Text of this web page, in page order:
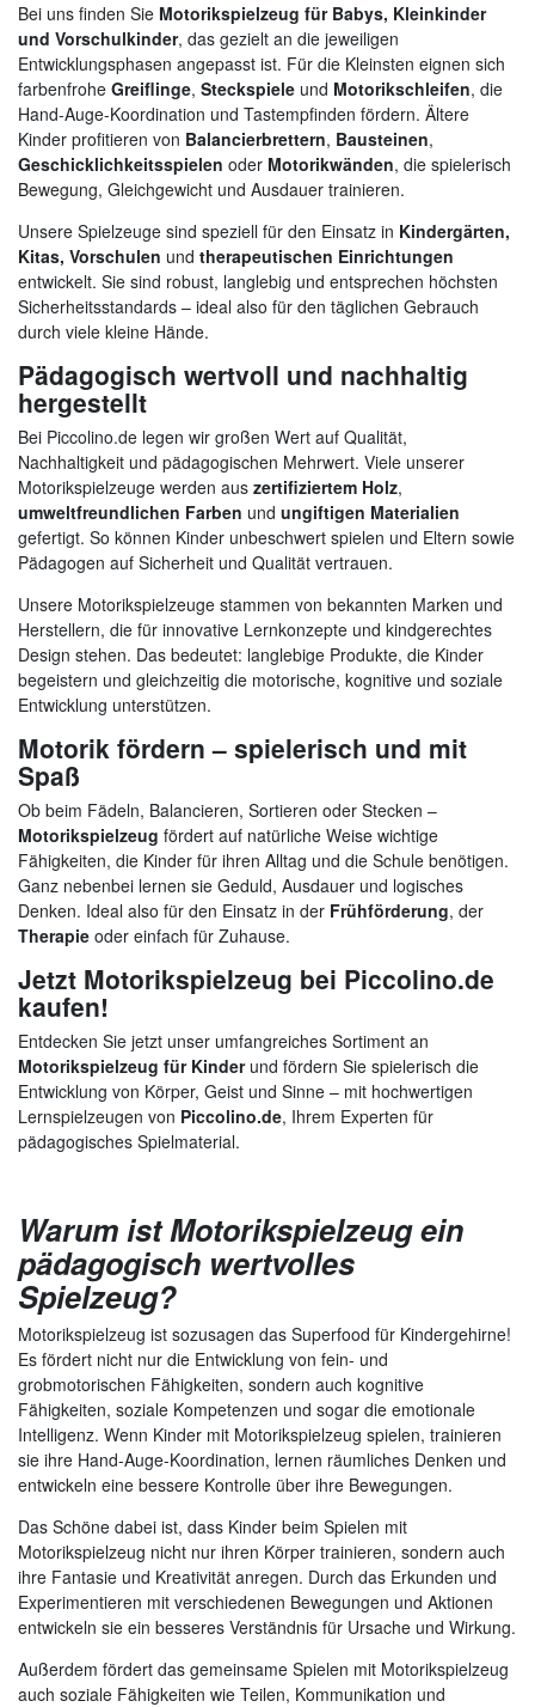
Bei uns finden Sie Motorikspielzeug für Babys, Kleinkinder
und Vorschulkinder, das gezielt an die jeweiligen
Entwicklungsphasen angepasst ist. Für die Kleinsten eignen sich
farbenfrohe Greiflinge, Steckspiele und Motorikschleifen, die
Hand-Auge-Koordination und Tastempfinden fördern. Ältere
Kinder profitieren von Balancierbrettern, Bausteinen,
Geschicklichkeitsspielen oder Motorikwänden, die spielerisch
Bewegung, Gleichgewicht und Ausdauer trainieren.
Unsere Spielzeuge sind speziell für den Einsatz in Kindergärten,
Kitas, Vorschulen und therapeutischen Einrichtungen
entwickelt. Sie sind robust, langlebig und entsprechen höchsten
Sicherheitsstandards – ideal also für den täglichen Gebrauch
durch viele kleine Hände.
Pädagogisch wertvoll und nachhaltig
hergestellt
Bei Piccolino.de legen wir großen Wert auf Qualität,
Nachhaltigkeit und pädagogischen Mehrwert. Viele unserer
Motorikspielzeuge werden aus zertifiziertem Holz,
umweltfreundlichen Farben und ungiftigen Materialien
gefertigt. So können Kinder unbeschwert spielen und Eltern sowie
Pädagogen auf Sicherheit und Qualität vertrauen.
Unsere Motorikspielzeuge stammen von bekannten Marken und
Herstellern, die für innovative Lernkonzepte und kindgerechtes
Design stehen. Das bedeutet: langlebige Produkte, die Kinder
begeistern und gleichzeitig die motorische, kognitive und soziale
Entwicklung unterstützen.
Motorik fördern – spielerisch und mit
Spaß
Ob beim Fädeln, Balancieren, Sortieren oder Stecken –
Motorikspielzeug fördert auf natürliche Weise wichtige
Fähigkeiten, die Kinder für ihren Alltag und die Schule benötigen.
Ganz nebenbei lernen sie Geduld, Ausdauer und logisches
Denken. Ideal also für den Einsatz in der Frühförderung, der
Therapie oder einfach für Zuhause.
Jetzt Motorikspielzeug bei Piccolino.de
kaufen!
Entdecken Sie jetzt unser umfangreiches Sortiment an
Motorikspielzeug für Kinderund fördern Sie spielerisch die
Entwicklung von Körper, Geist und Sinne – mit hochwertigen
Lernspielzeugen von Piccolino.de, Ihrem Experten für
pädagogisches Spielmaterial.
Warum ist Motorikspielzeug ein
pädagogisch wertvolles
Spielzeug?
Motorikspielzeug ist sozusagen das Superfood für Kindergehirne!
Es fördert nicht nur die Entwicklung von fein- und
grobmotorischen Fähigkeiten, sondern auch kognitive
Fähigkeiten, soziale Kompetenzen und sogar die emotionale
Intelligenz. Wenn Kinder mit Motorikspielzeug spielen, trainieren
sie ihre Hand-Auge-Koordination, lernen räumliches Denken und
entwickeln eine bessere Kontrolle über ihre Bewegungen.
Das Schöne dabei ist, dass Kinder beim Spielen mit
Motorikspielzeug nicht nur ihren Körper trainieren, sondern auch
ihre Fantasie und Kreativität anregen. Durch das Erkunden und
Experimentieren mit verschiedenen Bewegungen und Aktionen
entwickeln sie ein besseres Verständnis für Ursache und Wirkung.
Außerdem fördert das gemeinsame Spielen mit Motorikspielzeug
auch soziale Fähigkeiten wie Teilen, Kommunikation und